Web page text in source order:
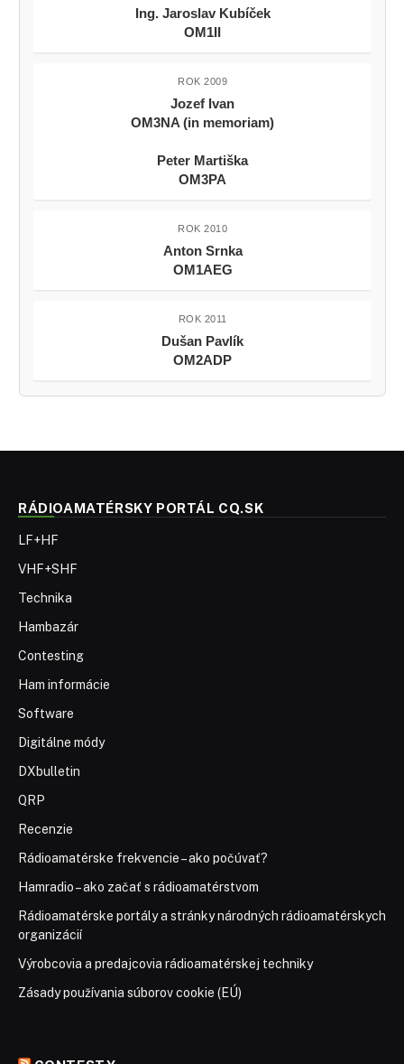
Ing. Jaroslav Kubíček
OM1II
ROK 2009
Jozef Ivan
OM3NA (in memoriam)
Peter Martiška
OM3PA
ROK 2010
Anton Srnka
OM1AEG
ROK 2011
Dušan Pavlík
OM2ADP
RÁDIOAMATÉRSKY PORTÁL CQ.SK
LF+HF
VHF+SHF
Technika
Hambazár
Contesting
Ham informácie
Software
Digitálne módy
DXbulletin
QRP
Recenzie
Rádioamatérske frekvencie – ako počúvať?
Hamradio – ako začať s rádioamatérstvom
Rádioamatérske portály a stránky národných rádioamatérskych
organizácií
Výrobcovia a predajcovia rádioamatérskej techniky
Zásady používania súborov cookie (EÚ)